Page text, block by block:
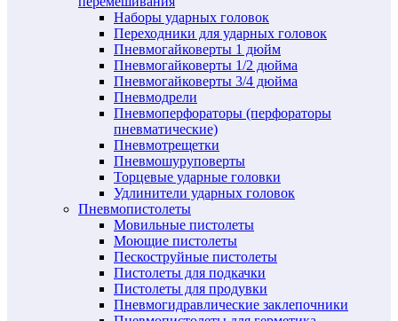
Наборы ударных головок
Переходники для ударных головок
Пневмогайковерты 1 дюйм
Пневмогайковерты 1/2 дюйма
Пневмогайковерты 3/4 дюйма
Пневмодрели
Пневмоперфораторы (перфораторы
пневматические)
Пневмотрещетки
Пневмошуруповерты
Торцевые ударные головки
Удлинители ударных головок
Пневмопистолеты
Мовильные пистолеты
Моющие пистолеты
Пескоструйные пистолеты
Пистолеты для подкачки
Пистолеты для продувки
Пневмогидравлические заклепочники